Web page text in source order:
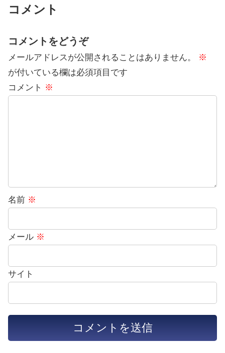
コメント
コメントをどうぞ
メールアドレスが公開されることはありません。
※
が付いている欄は必須項目です
コメント ※
名前 ※
メール ※
サイト